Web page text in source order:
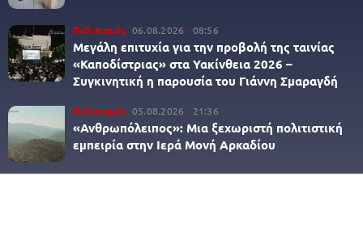
Πολιτισμός 06.08.2026 08:56
Μεγάλη επιτυχία για την προβολή της ταινίας
«Καποδίστριας» στα Υακίνθεια 2026 –
Συγκινητική η παρουσία του Γιάννη Σμαραγδή
Πολιτισμός 05.08.2026 21:36
«Ανθρωπόλειπος»: Μια ξεχωριστή πολιτιστική
εμπειρία στην Ιερά Μονή Αρκαδίου